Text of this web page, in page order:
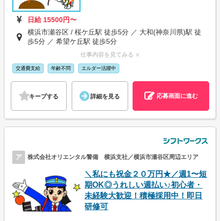
日給 15500円〜
横浜市瀬谷区 / 桜ケ丘駅 徒歩5分 ／ 大和(神奈川県)駅 徒
歩5分 ／ 希望ケ丘駅 徒歩5分
仕事内容を見てみる ∨
交通費支給 年齢不問 エルダー活躍中
キープする 詳細を見る 応募画面に進む
ア 株式会社オリエンタル警備 横浜支社／横浜市瀬谷区周辺エリア
＼私にも祝金２０万円★／週1〜短
期OK◎うれしい週払い♪初心者・
未経験大歓迎！積極採用中！即日
研修可